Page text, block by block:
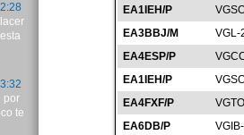
EA1IEH/P
EA3BBJ/M
VGL-
EA4ESP/P
EA1IEH/P
EA4FXF/P
EA6DB/P
por
te